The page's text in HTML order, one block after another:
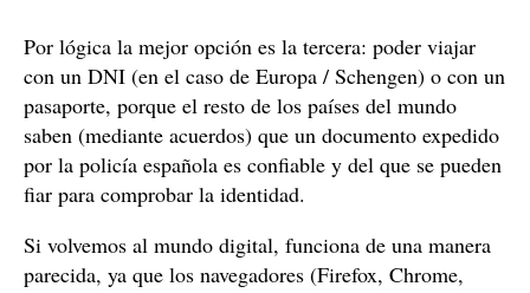
Por lógica la mejor opción es la tercera: poder viajar
con un DNI (en el caso de Europa / Schengen) o con un
pasaporte, porque el resto de los países del mundo
saben (mediante acuerdos) que un documento expedido
por la policía española es confiable y del que se pueden
fiar para comprobar la identidad.
Si volvemos al mundo digital, funciona de una manera
parecida, ya que los navegadores (Firefox, Chrome,